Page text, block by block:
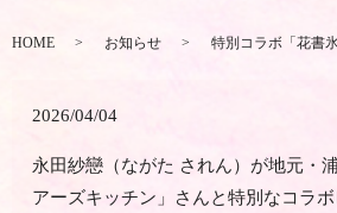
HOME お知らせ 特別コラボ「花書
2026/04/04
永田紗戀（ながた されん）が地元・
アーズキッチン」さんと特別なコラボ